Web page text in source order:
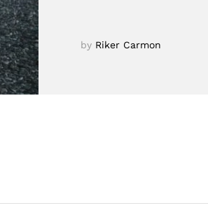
by Riker Carmon